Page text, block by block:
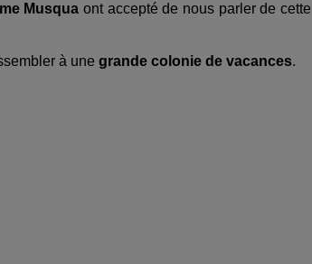
Musqua ont accepté de nous parler de cette
à une grande colonie de vacances.